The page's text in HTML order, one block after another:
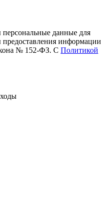
персональные данные для
предоставления информации
№ 152-ФЗ. С Политикой